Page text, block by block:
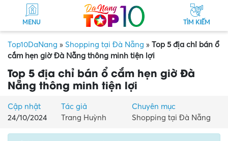
MENU TÌM KIẾM
Top10DaNang » Shopping tại Đà Nẵng » Top 5 địa chỉ bán ổ
cắm hẹn giờ Đà Nẵng thông minh tiện lợi
Top 5 địa chỉ bán ổ cắm hẹn giờ Đà
Nẵng thông minh tiện lợi
Cập nhật
24/10/2024
Tác giả
Trang Huỳnh
Chuyên mục
Shopping tại Đà Nẵng